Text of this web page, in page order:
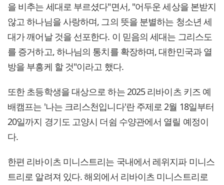
을 비추는 세대로 부르셨다"면서, "어두운 세상을 본받지
않고 하나님을 사랑하며, 그의 뜻을 분별하는 청소년 세
대가 깨어날 것을 선포한다. 이 믿음의 세대는 그리스도
를 증거하고, 하나님의 통치를 확장하며, 대한민국과 열
방을 부흥케 할 것"이라고 했다.
또한 초등학생을 대상으로 하는 2025 리바이츠 키즈 예
배캠프는 '나는 크리스천입니다'란 주제로 2월 18일부터
20일까지 경기도 고양시 더쉼 수양관에서 열릴 예정이
다.
한편 리바이츠 미니스트리는 국내에서 레위지파 미니스
트리로 알려져 있다. 해외에서 리바이츠 미니스트리로